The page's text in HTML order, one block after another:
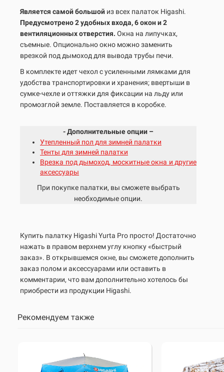
Является самой большой из всех палаток Higashi.
Предусмотрено 2 удобных входа, 6 окон и 2
вентиляционных отверстия. Окна на липучках,
съемные. Опционально окно можно заменить
врезкой под дымоход для вывода трубы печи.
В комплекте идет чехол с усиленными лямками для
удобства транспортировки и хранения; ввертыши в
сумке-чехле и оттяжки для фиксации на льду или
промозглой земле. Поставляется в коробке.
- Дополнительные опции –
Утепленный пол для зимней палатки
Тенты для зимней палатки
Врезка под дымоход, москитные окна и другие
аксессуары
При покупке палатки, вы сможете выбрать
необходимые опции.
Купить палатку Higashi Yurta Pro просто! Достаточно
нажать в правом верхнем углу кнопку «быстрый
заказ». В открывшемся окне, вы сможете дополнить
заказ полом и аксессуарами или оставить в
комментарии, что вам дополнительно хотелось бы
приобрести из продукции Higashi.
Рекомендуем также